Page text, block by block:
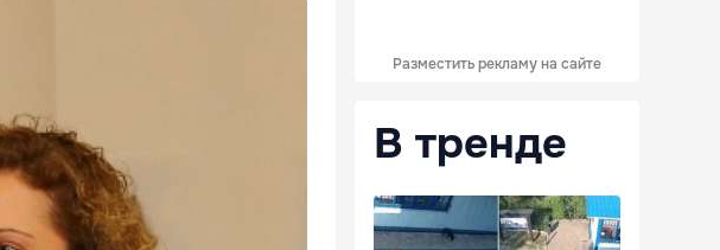
Разместить рекламу на сайте
В тренде